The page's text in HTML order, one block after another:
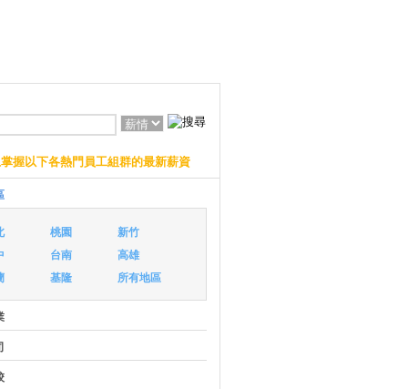
握以下各熱門員工組群的最新薪資
桃園
新竹
台南
高雄
基隆 所有地區